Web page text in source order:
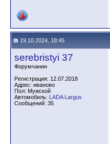
19.10.2024, 18:45
serebristyi 37
Форумчанин
Регистрация: 12.07.2018
Адрес: иваново
Пол: Мужской
Автомобиль: LADA Largus
Сообщений: 35